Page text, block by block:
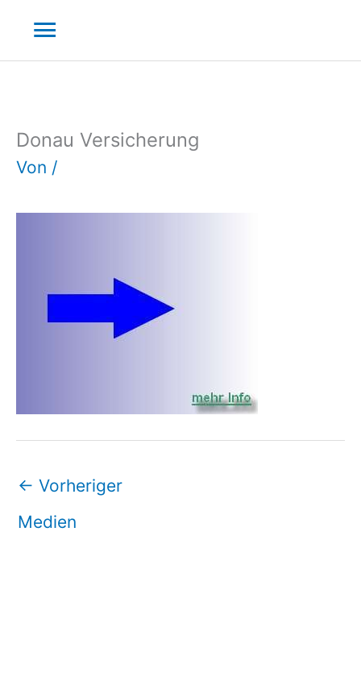
Inhalt
springen
Hauptmenü
Donau Versicherung
Von /
← Vorheriger
Medien